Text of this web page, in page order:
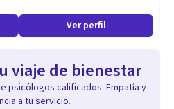
Ver perfil
viaje de bienestar
psicólogos calificados. Empatía y
a tu servicio.